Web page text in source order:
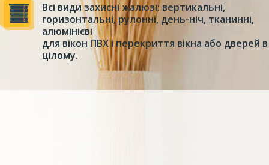
Всі види захисні жалюзі: вертикальні,
горизонтальні, рулонні, день-ніч, тканинні,
алюмінієві
для вікон ПВХ і перекриття вікна або дверей в
цілому.